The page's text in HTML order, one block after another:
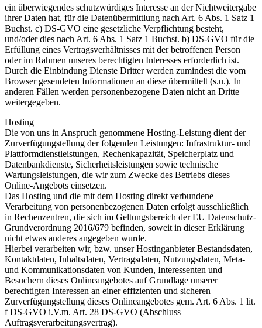
ein überwiegendes schutzwürdiges Interesse an der Nichtweitergabe
ihrer Daten hat, für die Datenübermittlung nach Art. 6 Abs. 1 Satz 1
Buchst. c) DS-GVO eine gesetzliche Verpflichtung besteht,
und/oder dies nach Art. 6 Abs. 1 Satz 1 Buchst. b) DS-GVO für die
Erfüllung eines Vertragsverhältnisses mit der betroffenen Person
oder im Rahmen unseres berechtigten Interesses erforderlich ist.
Durch die Einbindung Dienste Dritter werden zumindest die vom
Browser gesendeten Informationen an diese übermittelt (s.u.). In
anderen Fällen werden personenbezogene Daten nicht an Dritte
weitergegeben.
Hosting
Die von uns in Anspruch genommene Hosting-Leistung dient der
Zurverfügungstellung der folgenden Leistungen: Infrastruktur- und
Plattformdienstleistungen, Rechenkapazität, Speicherplatz und
Datenbankdienste, Sicherheitsleistungen sowie technische
Wartungsleistungen, die wir zum Zwecke des Betriebs dieses
Online-Angebots einsetzen.
Das Hosting und die mit dem Hosting direkt verbundene
Verarbeitung von personenbezogenen Daten erfolgt ausschließlich
in Rechenzentren, die sich im Geltungsbereich der EU Datenschutz-
Grundverordnung 2016/679 befinden, soweit in dieser Erklärung
nicht etwas anderes angegeben wurde.
Hierbei verarbeiten wir, bzw. unser Hostinganbieter Bestandsdaten,
Kontaktdaten, Inhaltsdaten, Vertragsdaten, Nutzungsdaten, Meta-
und Kommunikationsdaten von Kunden, Interessenten und
Besuchern dieses Onlineangebotes auf Grundlage unserer
berechtigten Interessen an einer effizienten und sicheren
Zurverfügungstellung dieses Onlineangebotes gem. Art. 6 Abs. 1 lit.
f DS-GVO i.V.m. Art. 28 DS-GVO (Abschluss
Auftragsverarbeitungsvertrag).